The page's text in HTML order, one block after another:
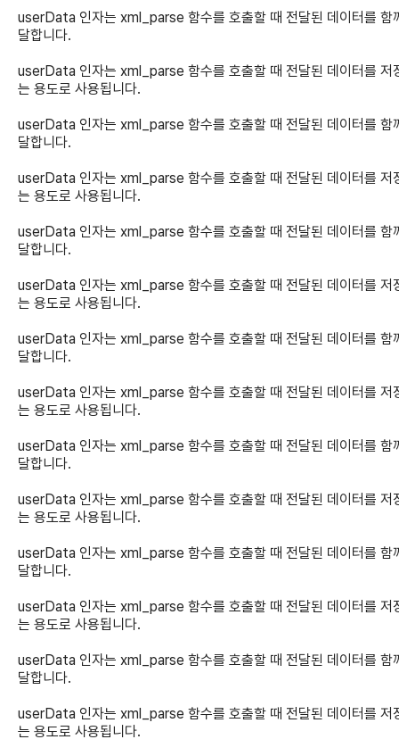
userData 인자는 xml_parse 함수를 호출할 때 전달된 데이터를 함
달합니다.
userData 인자는 xml_parse 함수를 호출할 때 전달된 데이터를 저
는 용도로 사용됩니다.
userData 인자는 xml_parse 함수를 호출할 때 전달된 데이터를 함
달합니다.
userData 인자는 xml_parse 함수를 호출할 때 전달된 데이터를 저
는 용도로 사용됩니다.
userData 인자는 xml_parse 함수를 호출할 때 전달된 데이터를 함
달합니다.
userData 인자는 xml_parse 함수를 호출할 때 전달된 데이터를 저
는 용도로 사용됩니다.
userData 인자는 xml_parse 함수를 호출할 때 전달된 데이터를 함
달합니다.
userData 인자는 xml_parse 함수를 호출할 때 전달된 데이터를 저
는 용도로 사용됩니다.
userData 인자는 xml_parse 함수를 호출할 때 전달된 데이터를 함
달합니다.
userData 인자는 xml_parse 함수를 호출할 때 전달된 데이터를 저
는 용도로 사용됩니다.
userData 인자는 xml_parse 함수를 호출할 때 전달된 데이터를 함
달합니다.
userData 인자는 xml_parse 함수를 호출할 때 전달된 데이터를 저
는 용도로 사용됩니다.
userData 인자는 xml_parse 함수를 호출할 때 전달된 데이터를 함
달합니다.
userData 인자는 xml_parse 함수를 호출할 때 전달된 데이터를 저
는 용도로 사용됩니다.